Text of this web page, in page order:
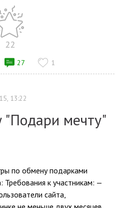
22
27 1
13:22
"Подари мечту"
по обмену подарками
к участникам: —
сайта,